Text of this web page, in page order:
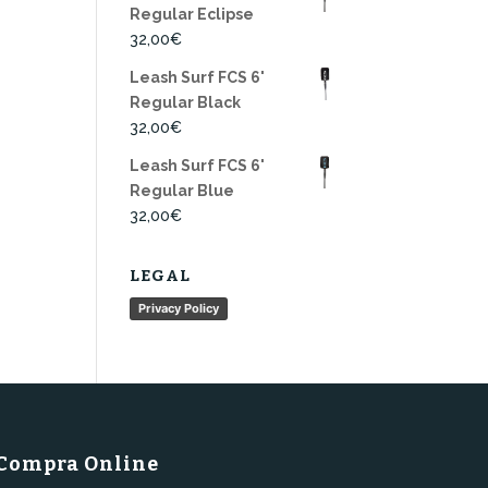
Regular Eclipse
32,00€
Leash Surf FCS 6'
Regular Black
32,00€
Leash Surf FCS 6'
Regular Blue
32,00€
LEGAL
Privacy Policy
Online